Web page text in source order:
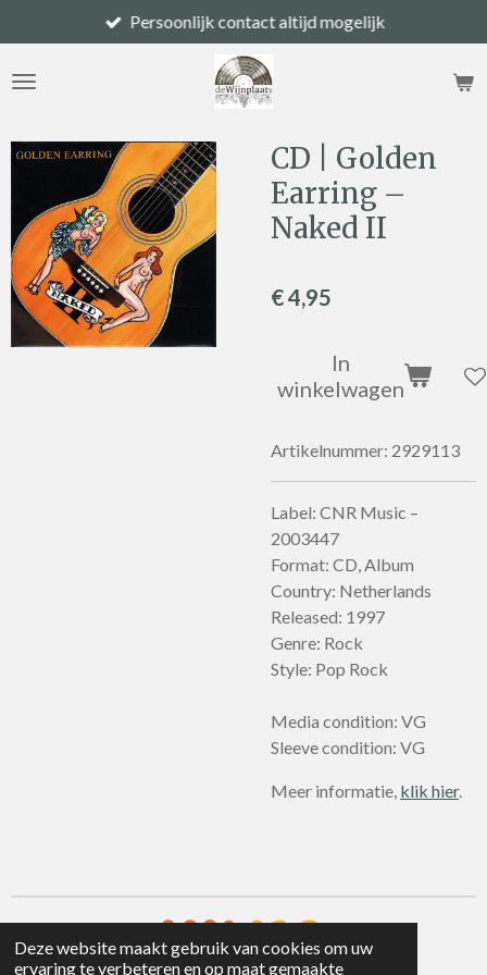
Deze website maakt gebruik van cookies om uw
ervaring te verbeteren en op maat gemaakte
direct
naar
Persoonlijk contact altijd mogelijk
CD | Golden
Earring –
Naked II
€ 4,95
In
winkelwagen
Artikelnummer: 2929113
Label: CNR Music –
2003447
Format: CD, Album
Country: Netherlands
Released: 1997
Genre: Rock
Style: Pop Rock
Media condition: VG
Sleeve condition: VG
Meer informatie, klik hier.